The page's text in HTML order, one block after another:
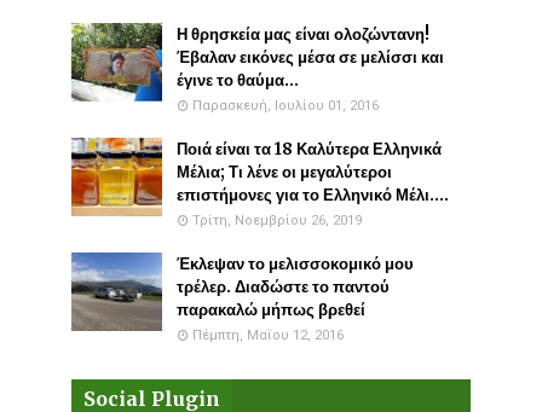
Η θρησκεία μας είναι ολοζώντανη!
Έβαλαν εικόνες μέσα σε μελίσσι και
έγινε το θαύμα...
Παρασκευή, Ιουλίου 01, 2016
Ποιά είναι τα 18 Καλύτερα Ελληνικά
Μέλια; Τι λένε οι μεγαλύτεροι
επιστήμονες για το Ελληνικό Μέλι....
Τρίτη, Νοεμβρίου 26, 2019
Έκλεψαν το μελισσοκομικό μου
τρέλερ. Διαδώστε το παντού
παρακαλώ μήπως βρεθεί
Πέμπτη, Μαΐου 12, 2016
Social Plugin